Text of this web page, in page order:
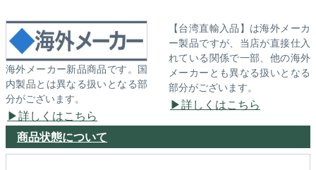
海外メーカー新品商品です。国
内製品とは異なる扱いとなる部
分がございます。
詳しくはこちら
【台湾直輸入品】は海外メーカ
ー製品ですが、当店が直接仕入
れている関係で一部、他の海外
メーカーとも異なる扱いとなる
部分がございます。
詳しくはこちら
商品状態について